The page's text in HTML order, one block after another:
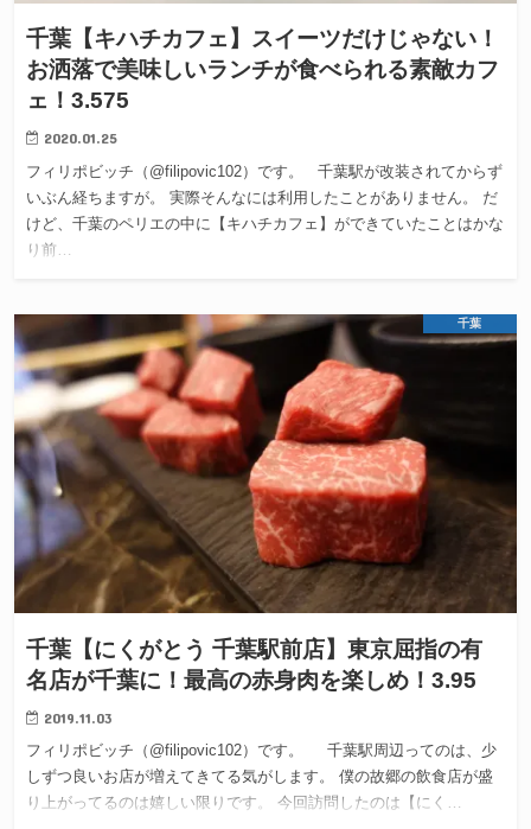
千葉【キハチカフェ】スイーツだけじゃない！
お洒落で美味しいランチが食べられる素敵カフ
ェ！3.575
2020.01.25
フィリポビッチ（@filipovic102）です。 千葉駅が改装されてからず
いぶん経ちますが。 実際そんなには利用したことがありません。 だ
けど、千葉のペリエの中に【キハチカフェ】ができていたことはかな
り前…
千葉
千葉【にくがとう 千葉駅前店】東京屈指の有
名店が千葉に！最高の赤身肉を楽しめ！3.95
2019.11.03
フィリポビッチ（@filipovic102）です。 千葉駅周辺ってのは、少
しずつ良いお店が増えてきてる気がします。 僕の故郷の飲食店が盛
り上がってるのは嬉しい限りです。 今回訪問したのは【にく…